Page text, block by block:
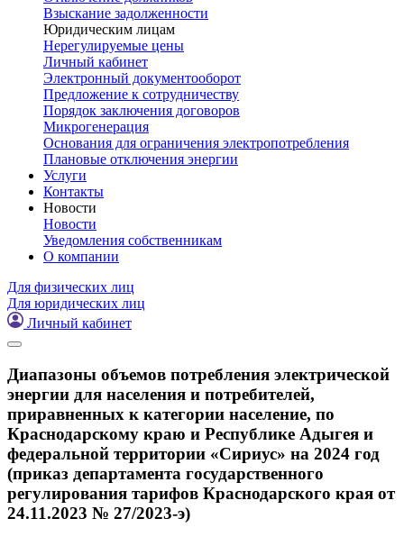
Взыскание задолженности
Юридическим лицам
Нерегулируемые цены
Личный кабинет
Электронный документооборот
Предложение к сотрудничеству
Порядок заключения договоров
Микрогенерация
Основания для ограничения электропотребления
Плановые отключения энергии
Услуги
Контакты
Новости
Новости
Уведомления собственникам
О компании
Для физических лиц
Для юридических лиц
Личный кабинет
Диапазоны объемов потребления электрической
энергии для населения и потребителей,
приравненных к категории население, по
Краснодарскому краю и Республике Адыгея и
федеральной территории «Сириус» на 2024 год
(приказ департамента государственного
регулирования тарифов Краснодарского края от
24.11.2023 № 27/2023-э)